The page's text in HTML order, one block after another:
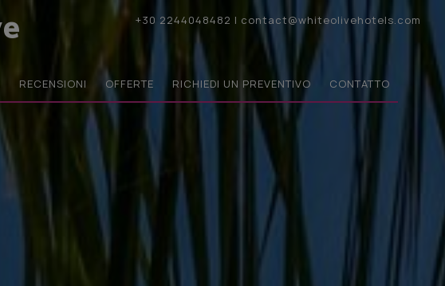
+30 2244048482 | contact@whiteolivehotels.com
RECENSIONI OFFERTE RICHIEDI UN PREVENTIVO CONTATTO